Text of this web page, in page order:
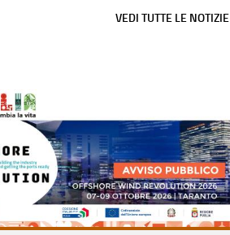
VEDI TUTTE LE NOTIZIE